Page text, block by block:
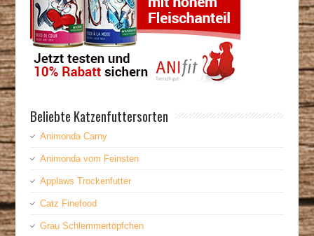
Beliebte Katzenfuttersorten
Animonda Carny
Animonda vom Feinsten
Applaws Trockenfutter
Catz Finefood
Grau Schlemmertöpfchen